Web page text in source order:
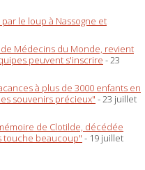
le loup à Nassogne et
Médecins du Monde, revient
peuvent s'inscrire - 23
à plus de 3000 enfants en
souvenirs précieux" - 23 juillet
de Clotilde, décédée
touche beaucoup" - 19 juillet